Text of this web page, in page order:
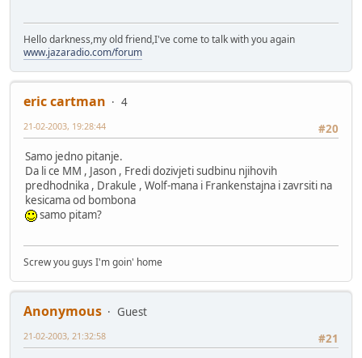
Hello darkness,my old friend,I've come to talk with you again
www.jazaradio.com/forum
eric cartman
4
#20
21-02-2003, 19:28:44
Samo jedno pitanje.
Da li ce MM , Jason , Fredi dozivjeti sudbinu njihovih
predhodnika , Drakule , Wolf-mana i Frankenstajna i zavrsiti na
kesicama od bombona
samo pitam?
Screw you guys I'm goin' home
Anonymous
Guest
#21
21-02-2003, 21:32:58